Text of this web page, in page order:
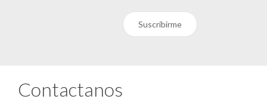
Suscribirme
Contactanos